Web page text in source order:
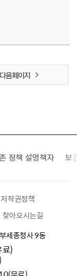
다음 페이지
정책 설명책자 보
저작권정책
찾아오시는길
세종청사 9동
)